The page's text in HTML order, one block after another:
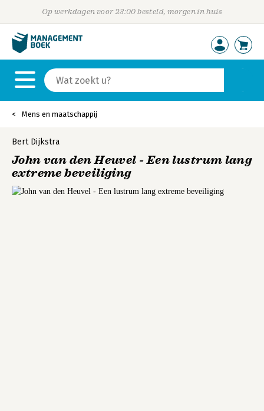
Op werkdagen voor 23:00 besteld, morgen in huis
Mens en maatschappij
Bert Dijkstra
John van den Heuvel - Een lustrum lang
extreme beveiliging